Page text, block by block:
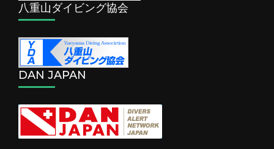
八重山ダイビング協会
DAN JAPAN